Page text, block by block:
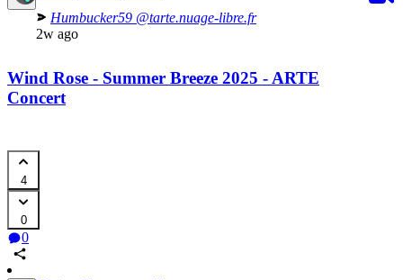
Humbucker59 @tarte.nuage-libre.fr
2w ago
Wind Rose - Summer Breeze 2025 - ARTE
Concert
4
0
0